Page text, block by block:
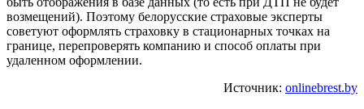
возмещений). Поэтому белорусские страховые эксперты
советуют оформлять страховку в стационарных точках на
границе, перепроверять компанию и способ оплаты при
удаленном оформлении.
Источник: onlinebrest.by